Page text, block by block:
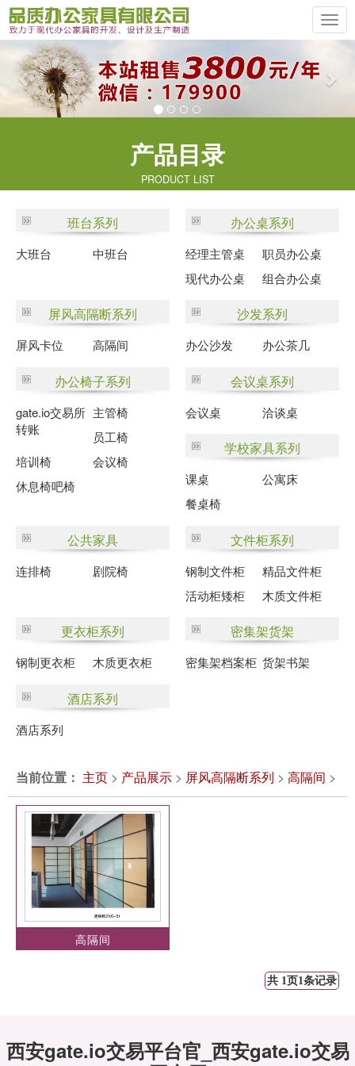
Previous
产品目录
PRODUCT LIST
班台系列
大班台 中班台
办公桌系列
经理主管桌
职员办公桌
现代办公桌
组合办公桌
屏风高隔断系列
屏风卡位 高隔间
沙发系列
办公沙发 办公茶几
办公椅子系列
gate.io交易所
转账
主管椅
员工椅
培训椅
会议椅
休息椅吧椅
会议桌系列
会议桌 洽谈桌
学校家具系列
课桌
公寓床
餐桌椅
公共家具
连排椅 剧院椅
文件柜系列
钢制文件柜
精品文件柜
活动柜矮柜
木质文件柜
更衣柜系列
钢制更衣柜 木质更衣柜
密集架货架
密集架档案柜 货架书架
酒店系列
酒店系列
当前位置： 主页 > 产品展示 > 屏风高隔断系列 > 高隔间 >
高隔间
共 1页1条记录
西安gate.io交易平台官_西安gate.io交易